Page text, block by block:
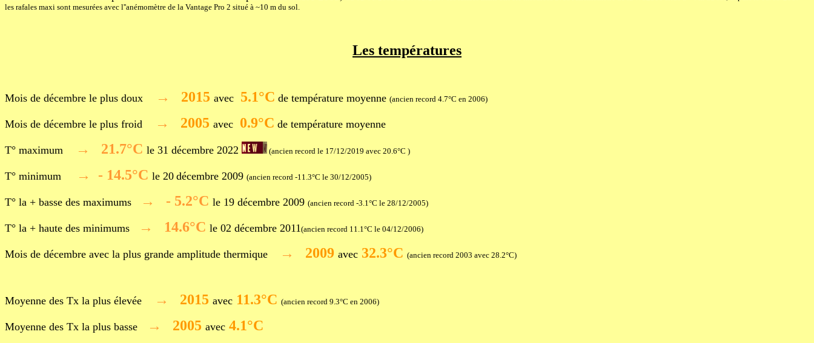
les rafales maxi sont mesurées avec l''anémomètre de la Vantage Pro 2 situé à ~10 m du sol.
Les températures
Mois de décembre le plus doux → 2015 avec 5.1°C de température moyenne (ancien record 4.7°C en 2006)
Mois de décembre le plus froid → 2005 avec 0.9°C de température moyenne
T° maximum → 21.7°C le 31 décembre 2022 (ancien record le 17/12/2019 avec 20.6°C )
T° minimum → - 14.5°C le 20 décembre 2009 (ancien record -11.3°C le 30/12/2005)
T° la + basse des maximums → - 5.2°C le 19 décembre 2009 (ancien record -3.1°C le 28/12/2005)
T° la + haute des minimums → 14.6°C le 02 décembre 2011(ancien record 11.1°C le 04/12/2006)
Mois de décembre avec la plus grande amplitude thermique → 2009 avec 32.3°C (ancien record 2003 avec 28.2°C)
Moyenne des Tx la plus élevée → 2015 avec 11.3°C (ancien record 9.3°C en 2006)
Moyenne des Tx la plus basse → 2005 avec 4.1°C